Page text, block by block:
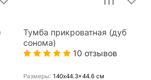
Тумба прикроватная (дуб
сонома)
10 отзывов
Размеры: 140x44.3x44.6 см